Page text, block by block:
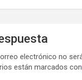
electrónico no
están marcados con